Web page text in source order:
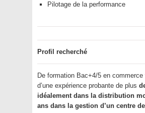
Pilotage de la performance
Profil recherché
De formation Bac+4/5 en
d’une expérience probante de plus
idéalement dans la distribution
ans dans la gestion d’un centre